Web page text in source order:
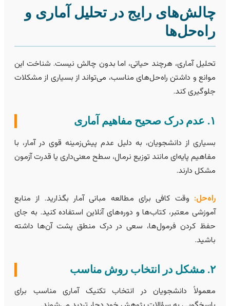
رایج در تحلیل آماری و
آماری، هرچند حیاتی، اما بدون چالش نیست. شناخت این
و داشتن راه‌حل‌های مناسب، می‌تواند از بسیاری از مشکلات
کند.
از دانشجویان، به دلیل عدم پیش‌زمینه قوی در آمار، با
پایه‌ای مانند توزیع نرمال، سطح معنی‌داری یا قدرت آزمون
دارند.
وقت کافی برای مطالعه مبانی آمار بگذارید. از منابع
معتبر، کتاب‌ها و دوره‌های آنلاین استفاده کنید. به جای
کردن فرمول‌ها، سعی در درک منطق پشت آن‌ها داشته
دانشجویان در انتخاب تکنیک آماری مناسب برای